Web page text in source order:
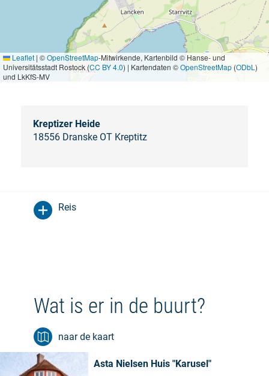
Leaflet | ©OpenStreetMap-Mitwirkende, Kartenbild © Hanse- und
Universitätsstadt Rostock (CC BY 4.0) | Kartendaten ©OpenStreetMap(ODbL )
und LkKfS-MV
Kreptizer Heide
18556 Dranske OT Kreptitz
Reis
Wat is er in de buurt?
naar de kaart
Asta Nielsen Huis "Karusel"